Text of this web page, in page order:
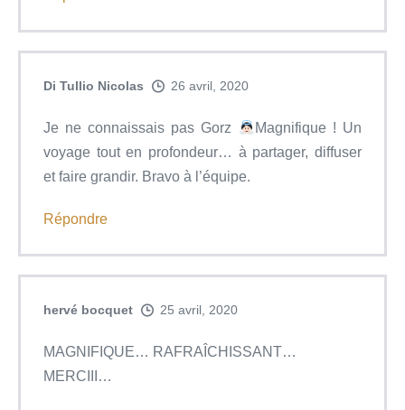
Di Tullio Nicolas 26 avril, 2020
Je ne connaissais pas Gorz
Magnifique ! Un
voyage tout en profondeur… à partager, diffuser
et faire grandir. Bravo à l’équipe.
Répondre
hervé bocquet 25 avril, 2020
MAGNIFIQUE… RAFRAÎCHISSANT…
MERCIII…